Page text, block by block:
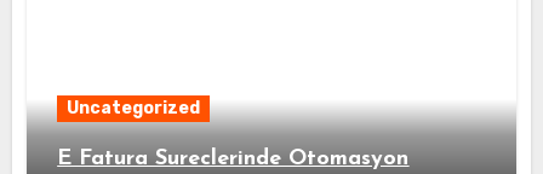
Uncategorized
E Fatura Sureclerinde Otomasyon